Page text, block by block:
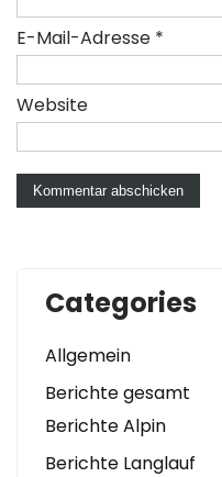
E-Mail-Adresse *
Website
Categories
Allgemein
Berichte gesamt
Berichte Alpin
Berichte Langlauf